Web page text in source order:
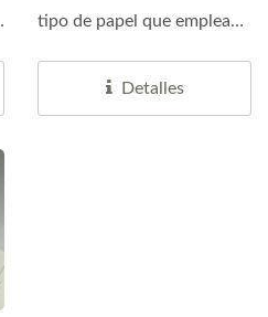
tipo de papel que emplea
Detalles